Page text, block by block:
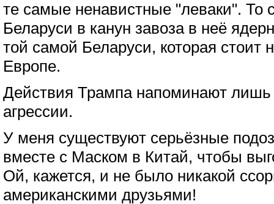
те самые ненавистные "леваки". То
Беларуси в канун завоза в неё
той самой Беларуси, которая стоит
Европе.
Действия Трампа напоминают лишь
агрессии.
У меня существуют серьёзные
вместе с Маском в Китай, чтобы
Ой, кажется, и не было никакой
американскими друзьями!